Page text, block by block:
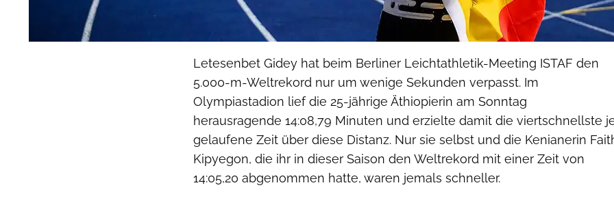
Letesenbet Gidey hat beim Berliner Leichtathletik-Meeting ISTAF den
5.000-m-Weltrekord nur um wenige Sekunden verpasst. Im
Olympiastadion lief die 25-jährige Äthiopierin am Sonntag
herausragende 14:08,79 Minuten und erzielte damit die viertschnellste
gelaufene Zeit über diese Distanz. Nur sie selbst und die Kenianerin
Kipyegon, die ihr in dieser Saison den Weltrekord mit einer Zeit von
14:05,20 abgenommen hatte, waren jemals schneller.